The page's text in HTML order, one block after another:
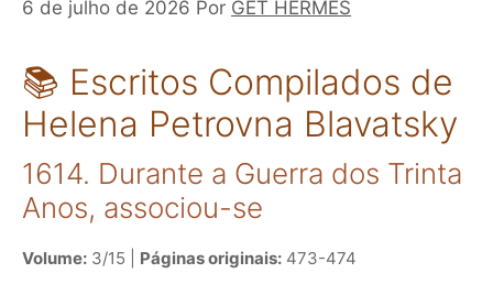
6 de julho de 2026 Por GET HERMES
📚 Escritos Compilados de
Helena Petrovna Blavatsky
1614. Durante a Guerra dos Trinta
Anos, associou-se
Volume: 3/15 | Páginas originais: 473-474